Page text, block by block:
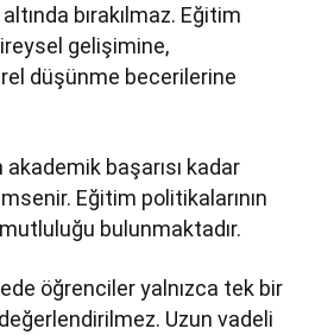
bırakılmaz. Eğitim
gelişimine,
düşünme becerilerine
başarısı kadar
Eğitim politikalarının
bulunmaktadır.
öğrenciler yalnızca tek bir
Uzun vadeli